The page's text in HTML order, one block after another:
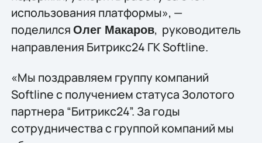
использования платформы», —
поделился Олег Макаров, руководитель
направления Битрикс24 ГК Softline.
«Мы поздравляем группу компаний
Softline с получением статуса Золотого
партнера “Битрикс24”. За годы
сотрудничества с группой компаний мы